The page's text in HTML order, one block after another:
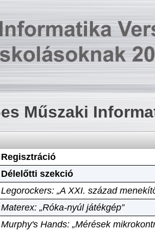
Műszaki
Regisztráció
Délelőtti szekció
Legorockers: „A XXI. század
Materex: „Róka-nyúl játékgép”
Murphy's Hands: „Mérések